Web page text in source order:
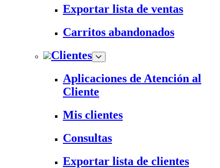
Exportar lista de ventas
Carritos abandonados
Clientes
Aplicaciones de Atención al
Cliente
Mis clientes
Consultas
Exportar lista de clientes